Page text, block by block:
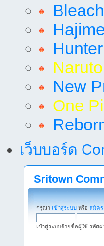
New
One
เว็บบอร์ด
Sritown
กรุณา เข้าสู่ระบบ หรือ สมัคร
เข้าสู่ระบบด้วยชื่อผู้ใช้ รหัส